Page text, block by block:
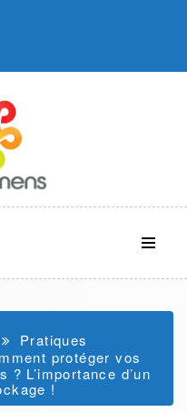
Pratiques
protéger vos
? L’importance d’un
!